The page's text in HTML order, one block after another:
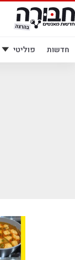
דלג
לתוכן
חדשות פוליטי